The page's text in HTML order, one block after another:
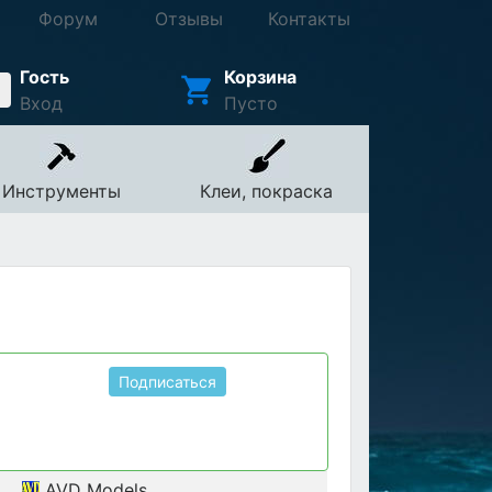
Форум Отзывы Контакты
Гость
Вход
Корзина
Пусто
Инструменты Клеи, покраска
Подписаться